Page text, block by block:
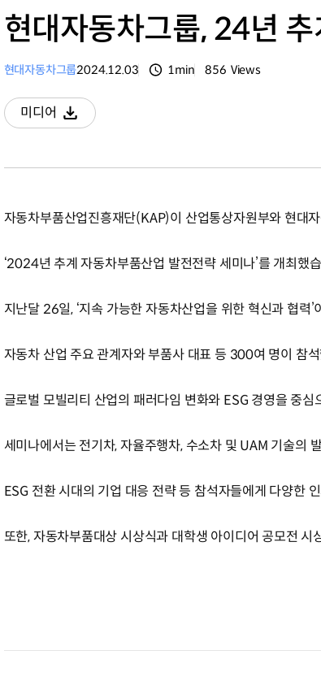
현대자동차그룹, 24년
현대자동차그룹2024.12.03 1min 856 Views
미디어
다운로드
자동차부품산업진흥재단(KAP)이 산업통상자원부와 현대
‘2024년 추계 자동차부품산업 발전전략 세미나’를 개최했
지난달 26일, ‘지속 가능한 자동차산업을 위한 혁신과 협력
자동차 산업 주요 관계자와 부품사 대표 등 300여 명이 참
글로벌 모빌리티 산업의 패러다임 변화와 ESG 경영을 중
세미나에서는 전기차, 자율주행차, 수소차 및 UAM 기술의
ESG 전환 시대의 기업 대응 전략 등 참석자들에게 다양한
또한, 자동차부품대상 시상식과 대학생 아이디어 공모전 시